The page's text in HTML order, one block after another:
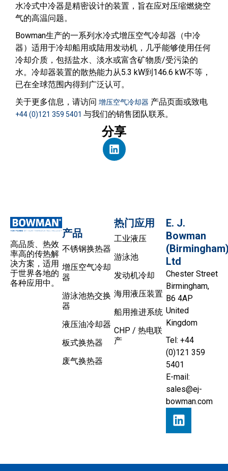
水冷式中冷器是精密设计的装置，旨在应对压缩燃烧空
气的高温问题。
Bowman生产的一系列水冷式增压空气冷却器（中冷
器）适用于冷却船用或陆用发动机，几乎能够使用任何
冷却介质，包括盐水、淡水或富含矿物质/受污染的
水。冷却器装置的散热能力从5.3 kW到146.6 kW不等，
已在全球范围内得到广泛认可。
关于更多信息，请访问 增压空气冷却器 产品页面或致电
+44 (0)121 359 5401 与我们的销售团队联系。
分享
高品质、热效
率高的传热解
决方案，适用
于世界各地的
各种应用中。
产品
不锈钢换热器
增压空气冷却
器
游泳池热交换
器
液压油冷却器
板式换热器
废气换热器
热门应用
工业液压
游泳池
发动机冷却
海用液压装置
船用推进系统
CHP / 热电联
产
E. J.
Bowman
Ltd
Chester Street
Birmingham,
B6 4AP
United
Kingdom
Tel: +44
(0)121 359
5401
E-mail:
sales@ej-
bowman.com